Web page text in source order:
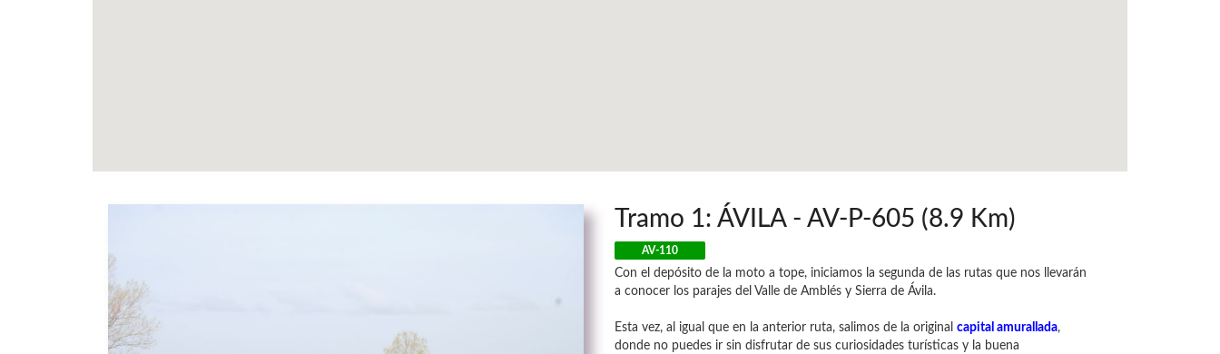
Tramo 1: ÁVILA - AV-P-605 (8.9 Km)
AV-110
Con el depósito de la moto a tope, iniciamos la segunda de las rutas que nos llevarán
a conocer los parajes del Valle de Amblés y Sierra de Ávila.
Esta vez, al igual que en la anterior ruta, salimos de la original capital amurallada,
donde no puedes ir sin disfrutar de sus curiosidades turísticas y la buena